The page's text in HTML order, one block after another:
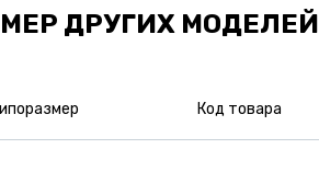
ДРУГИХ МОДЕЛЕЙ
Код товара